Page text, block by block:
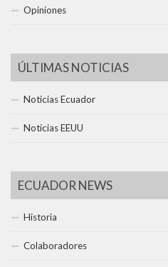
Opiniones
ÚLTIMAS NOTICIAS
Noticias Ecuador
Noticias EEUU
ECUADOR NEWS
Historia
Colaboradores